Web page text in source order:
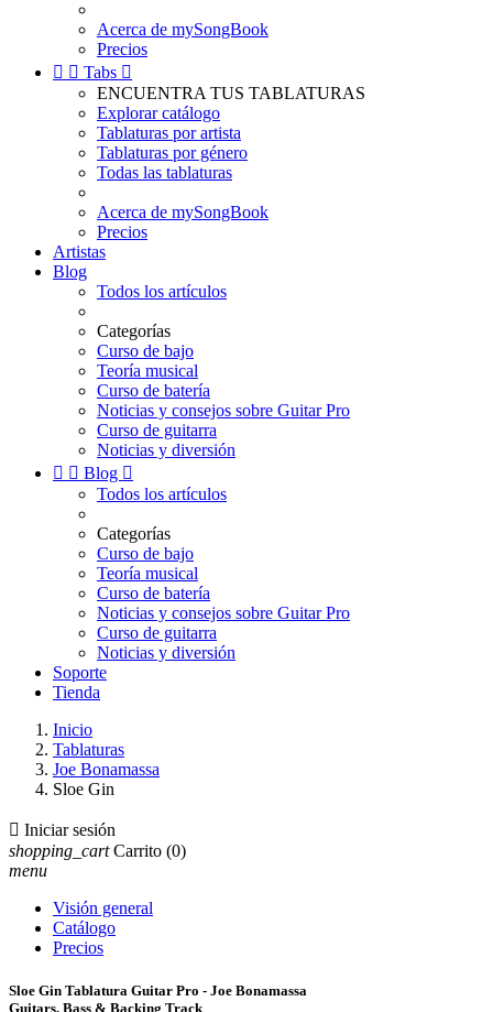
Acerca de mySongBook
Precios
  Tabs 
ENCUENTRA TUS TABLATURAS
Explorar catálogo
Tablaturas por artista
Tablaturas por género
Todas las tablaturas
Acerca de mySongBook
Precios
Artistas
Blog
Todos los artículos
Categorías
Curso de bajo
Teoría musical
Curso de batería
Noticias y consejos sobre Guitar Pro
Curso de guitarra
Noticias y diversión
  Blog 
Todos los artículos
Categorías
Curso de bajo
Teoría musical
Curso de batería
Noticias y consejos sobre Guitar Pro
Curso de guitarra
Noticias y diversión
Soporte
Tienda
Inicio
Tablaturas
Joe Bonamassa
Sloe Gin
 Iniciar sesión
shopping_cart Carrito (0)
menu
Visión general
Catálogo
Precios
Sloe Gin Tablatura Guitar Pro - Joe Bonamassa
Guitars, Bass & Backing Track